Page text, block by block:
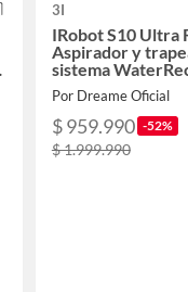
3I
IRobot S10 Ultra
Aspirador y
sistema
succión de
Por Dreame Oficial
$ 959.990 -52%
$ 1.999.990